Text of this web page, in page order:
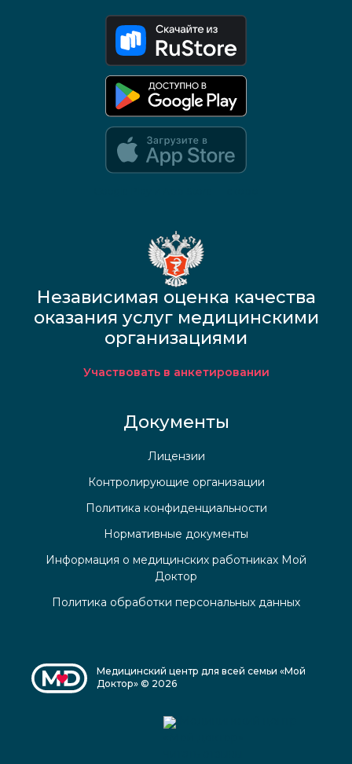
Независимая оценка качества
оказания услуг медицинскими
организациями
Участвовать в анкетировании
Документы
Лицензии
Контролирующие организации
Политика конфиденциальности
Нормативные документы
Информация о медицинских работниках Мой
Доктор
Политика обработки персональных данных
Медицинский центр для всей семьи «Мой
Доктор» © 2026